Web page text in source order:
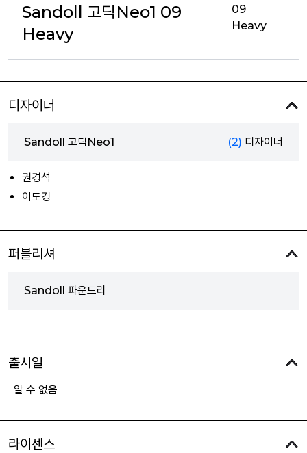
Sandoll 고딕Neo1 09
Heavy
09
Heavy
디자이너
Sandoll 고딕Neo1 (2) 디자이너
권경석
이도경
퍼블리셔
Sandoll 파운드리
출시일
알 수 없음
라이센스